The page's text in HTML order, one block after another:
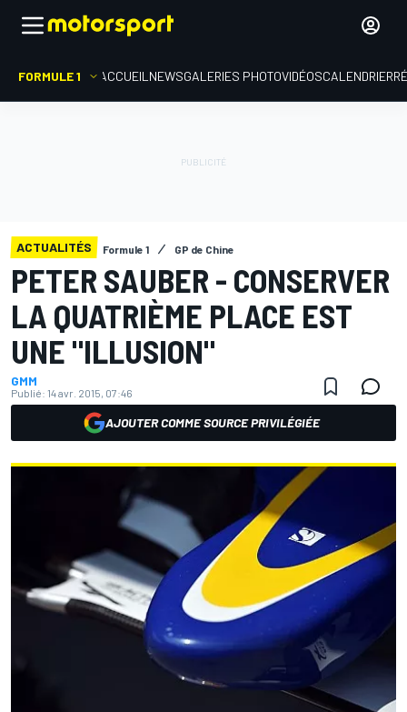
FORMULE 1 ACCUEIL NEWSGALERIES PHOTOVIDÉOSCALENDRIER
ACTUALITÉS Formule 1 GP de Chine
PETER SAUBER - CONSERVER
LA QUATRIÈME PLACE EST
UNE "ILLUSION"
GMM
Publié: 14 avr. 2015, 07:46
AJOUTER COMME SOURCE PRIVILÉGIÉE